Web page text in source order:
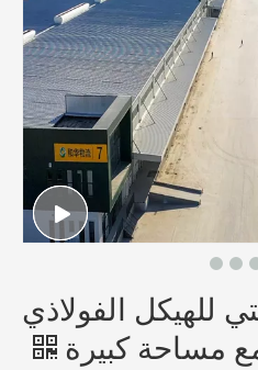
للهيكل الفولاذي
مساحة كبيرة